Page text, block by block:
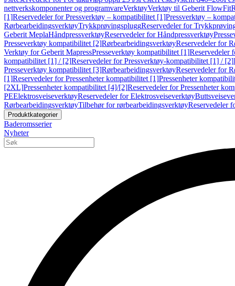
nettverkskomponenter og programvareVerktøyVerktøy til Geberit FlowFit
[1]Reservedeler for Pressverktøy – kompatibilitet [1]Pressverktøy –
RørbearbeidingsverktøyTrykkprøvingspluggReservedeler for
Geberit MeplaHåndpressverktøyReservedeler for Håndpressverktøy
Presseverktøy kompatibilitet [2]RørbearbeidingsverktøyReservedeler for
Verktøy for Geberit MapressPresseverktøy kompatibilitet [1]Reservedeler
kompatibilitet [1] / [2]Reservedeler for Pressverktøy-kompatibilitet [1] / [2]
Presseverktøy kompatibilitet [3]RørbearbeidingsverktøyReservedeler for
[1]Reservedeler for Pressenheter kompatibilitet [1]Pressenheter
[2XL]Pressenheter kompatibilitet [4]/[2]Reservedeler for Pressenheter
PEElektrosveiseverktøyReservedeler for Elektrosveiseverktøy
RørbearbeidingsverktøyTilbehør for rørbearbeidingsverktøyReservedeler
Produktkategorier
Baderomsserier
Nyheter